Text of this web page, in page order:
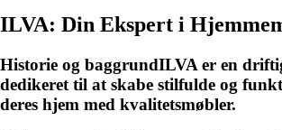
ILVA: Din Ekspert i
Historie og baggrundILVA er en
dedikeret til at skabe stilfulde og
deres hjem med kvalitetsmøbler.